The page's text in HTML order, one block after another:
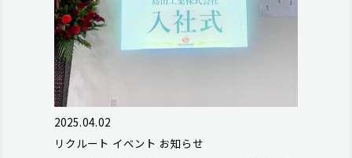
2025.04.02
リクルート イベント お知らせ